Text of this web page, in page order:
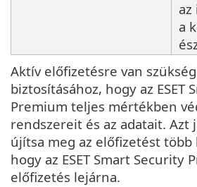
a
Aktív előfizetésre van
biztosításához, hogy az ESET
Premium teljes mértékben
rendszereit és az adatait. Azt
újítsa meg az előfizetést
hogy az ESET Smart Security
előfizetés lejárna.